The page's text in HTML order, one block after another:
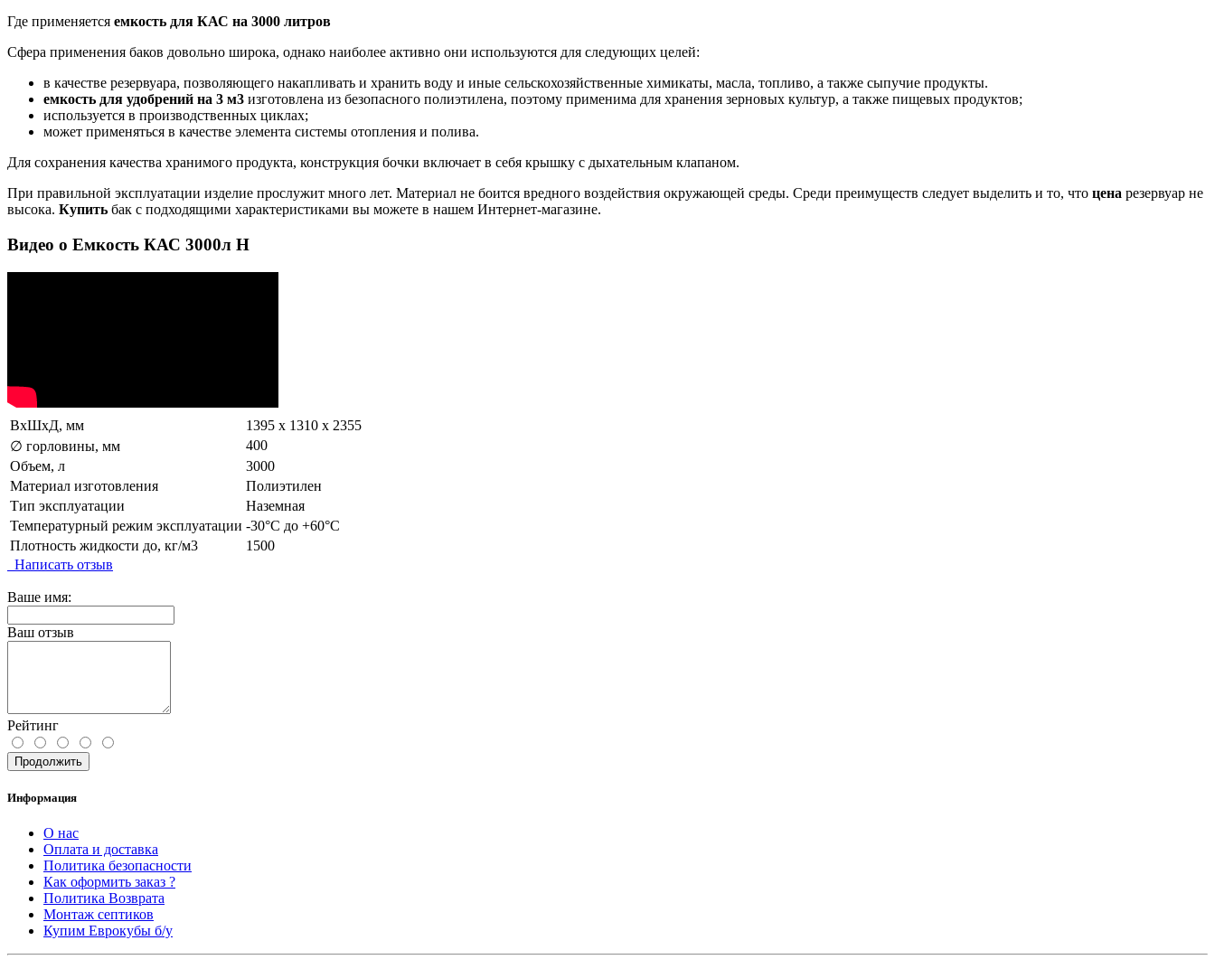
Где применяется емкость для КАС на 3000 литров
Сфера применения баков довольно широка, однако наиболее активно они используются для следующих целей:
в качестве резервуара, позволяющего накапливать и хранить воду и иные сельскохозяйственные химикаты, масла, топливо, а также сыпучие продукты.
емкость для удобрений на 3 м3 изготовлена из безопасного полиэтилена, поэтому применима для хранения зерновых культур, а также пищевых продуктов;
используется в производственных циклах;
может применяться в качестве элемента системы отопления и полива.
Для сохранения качества хранимого продукта, конструкция бочки включает в себя крышку с дыхательным клапаном.
При правильной эксплуатации изделие прослужит много лет. Материал не боится вредного воздействия окружающей среды. Среди преимуществ следует выделить и то, что цена резервуар не
высока. Купить бак с подходящими характеристиками вы можете в нашем Интернет-магазине.
Видео о Емкость КАС 3000л Н
ВxШxД, мм
1395 х 1310 х 2355
∅ горловины, мм
400
Объем, л
3000
Материал изготовления
Полиэтилен
Тип эксплуатации
Наземная
Температурный режим эксплуатации -30°C до +60°C
Плотность жидкости до, кг/м3
1500
Написать отзыв
Ваше имя:
Ваш отзыв
Рейтинг
Продолжить
Информация
О нас
Оплата и доставка
Политика безопасности
Как оформить заказ ?
Политика Возврата
Монтаж септиков
Купим Еврокубы б/у